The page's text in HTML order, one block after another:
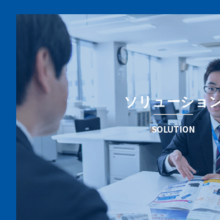
ソリューショ
SOLUTION